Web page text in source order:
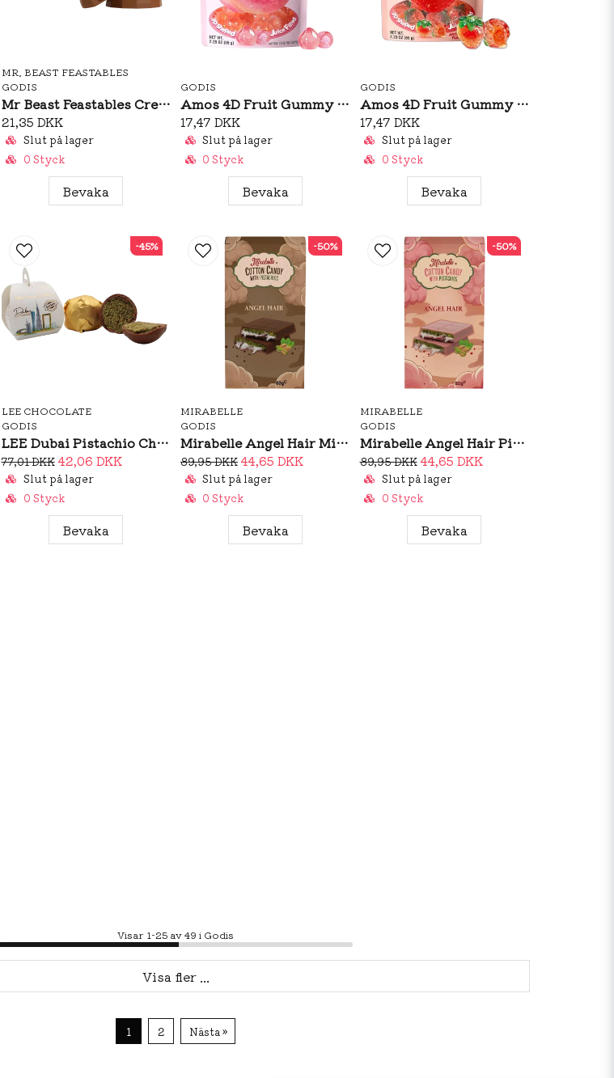
MR. BEAST FEASTABLES
GODIS
Mr Beast Feastables Creamy Chocolate Hazelnut 40g
21,35 DKK
Slut på lager
0 Styck
Bevaka
GODIS
Amos 4D Fruit Gummy Peach Burst 65g
17,47 DKK
Slut på lager
0 Styck
Bevaka
GODIS
Amos 4D Fruit Gummy Strawberry Burst 65g
17,47 DKK
Slut på lager
0 Styck
Bevaka
LEE CHOCOLATE
GODIS
LEE Dubai Pistachio Chocolate Ball 85g
77,01 DKK 42,06 DKK
Slut på lager
0 Styck
Bevaka
-45%
MIRABELLE
GODIS
Mirabelle Angel Hair Milkchocolate 80g
89,95 DKK 44,65 DKK
Slut på lager
0 Styck
Bevaka
-50%
MIRABELLE
GODIS
Mirabelle Angel Hair Pink 80g
89,95 DKK 44,65 DKK
Slut på lager
0 Styck
Bevaka
-50%
Visar 1-25 av 49 i Godis
Visa fler ...
1 2 Nästa »